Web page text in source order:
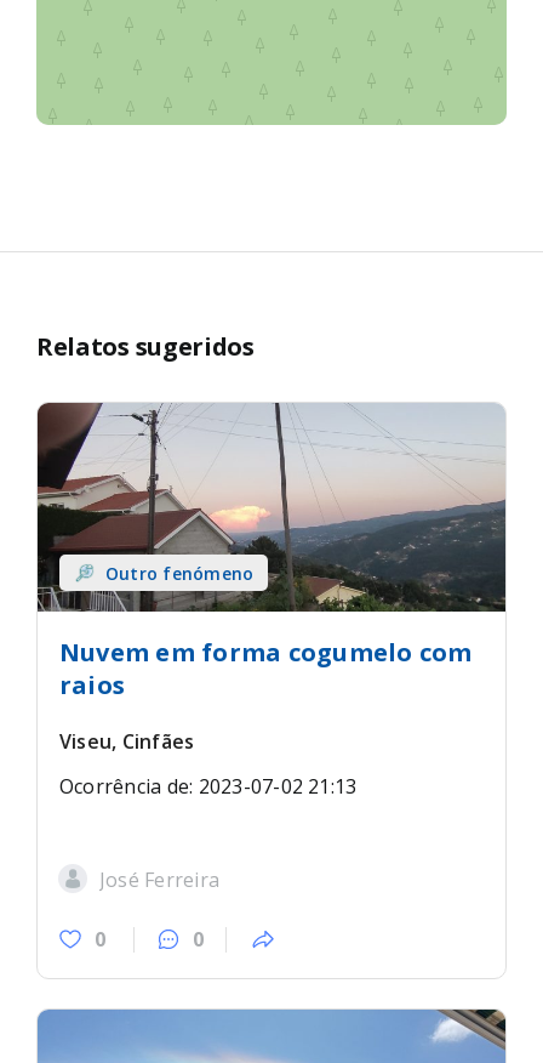
Relatos sugeridos
Outro fenómeno
Nuvem em forma cogumelo com
raios
Viseu, Cinfães
Ocorrência de: 2023-07-02 21:13
José Ferreira
0 0